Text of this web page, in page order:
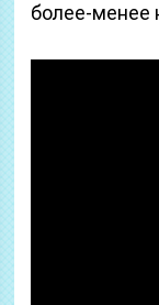
более-менее